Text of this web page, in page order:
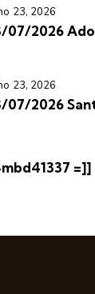
23, 2026
07/2026
23, 2026
07/2026
=]]